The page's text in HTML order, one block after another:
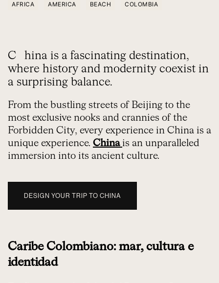
AFRICA AMERICA BEACH COLOMBIA
China is a fascinating destination,
where history and modernity coexist in
a surprising balance.
From the bustling streets of Beijing to the
most exclusive nooks and crannies of the
Forbidden City, every experience in China is a
unique experience. China is an unparalleled
immersion into its ancient culture.
DESIGN YOUR TRIP TO CHINA
Caribe Colombiano: mar, cultura e
identidad